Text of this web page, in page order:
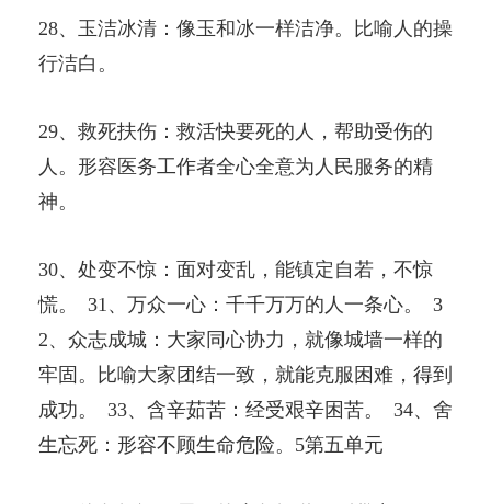
28、玉洁冰清：像玉和冰一样洁净。比喻人的操
行洁白。
29、救死扶伤：救活快要死的人，帮助受伤的
人。形容医务工作者全心全意为人民服务的精
神。
30、处变不惊：面对变乱，能镇定自若，不惊
慌。 31、万众一心：千千万万的人一条心。 3
2、众志成城：大家同心协力，就像城墙一样的
牢固。比喻大家团结一致，就能克服困难，得到
成功。 33、含辛茹苦：经受艰辛困苦。 34、舍
生忘死：形容不顾生命危险。5第五单元